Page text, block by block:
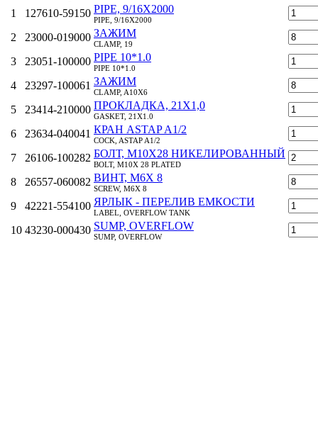
1
127610-59150 PIPE, 9/16X2000
PIPE, 9/16X2000
2 23000-019000 ЗАЖИМ
CLAMP, 19
3 23051-100000 PIPE 10*1.0
PIPE 10*1.0
4 23297-100061 ЗАЖИМ
CLAMP, A10X6
5 23414-210000 ПРОКЛАДКА, 21X1,0
GASKET, 21X1.0
6 23634-040041 КРАН ASTAP A1/2
COCK, ASTAP A1/2
7 26106-100282 БОЛТ, M10Х28 НИКЕЛИРОВАННЫЙ
BOLT, M10X 28 PLATED
8 26557-060082 ВИНТ, M6X 8
SCREW, M6X 8
9 42221-554100 ЯРЛЫК - ПЕРЕЛИВ ЕМКОСТИ
LABEL, OVERFLOW TANK
10 43230-000430 SUMP, OVERFLOW
SUMP, OVERFLOW